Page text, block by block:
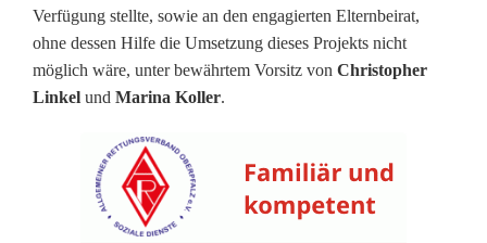
g
e
s
Verfügung stellte, sowie an den engagierten Elternbeirat,
ohne dessen Hilfe die Umsetzung dieses Projekts nicht
möglich wäre, unter bewährtem Vorsitz von Christopher
Linkel und Marina Koller.